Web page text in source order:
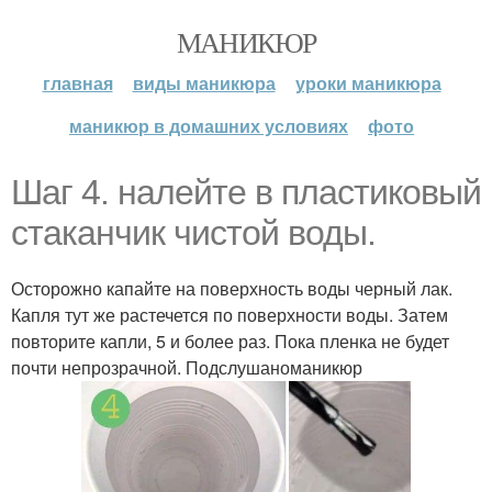
МАНИКЮР
главная виды маникюра
уроки маникюра
маникюр в домашних условиях
фото
Шаг 4. налейте в пластиковый
стаканчик чистой воды.
Осторожно капайте на поверхность воды черный лак.
Капля тут же растечется по поверхности воды. Затем
повторите капли, 5 и более раз. Пока пленка не будет
почти непрозрачной. Подслушаноманикюр